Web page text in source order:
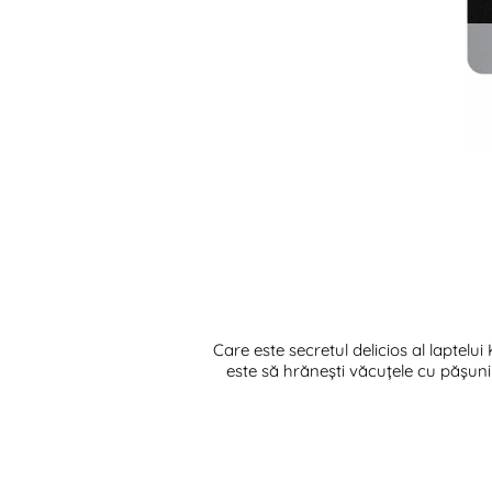
Care este secretul delicios al
este să hrănești văcuțele cu